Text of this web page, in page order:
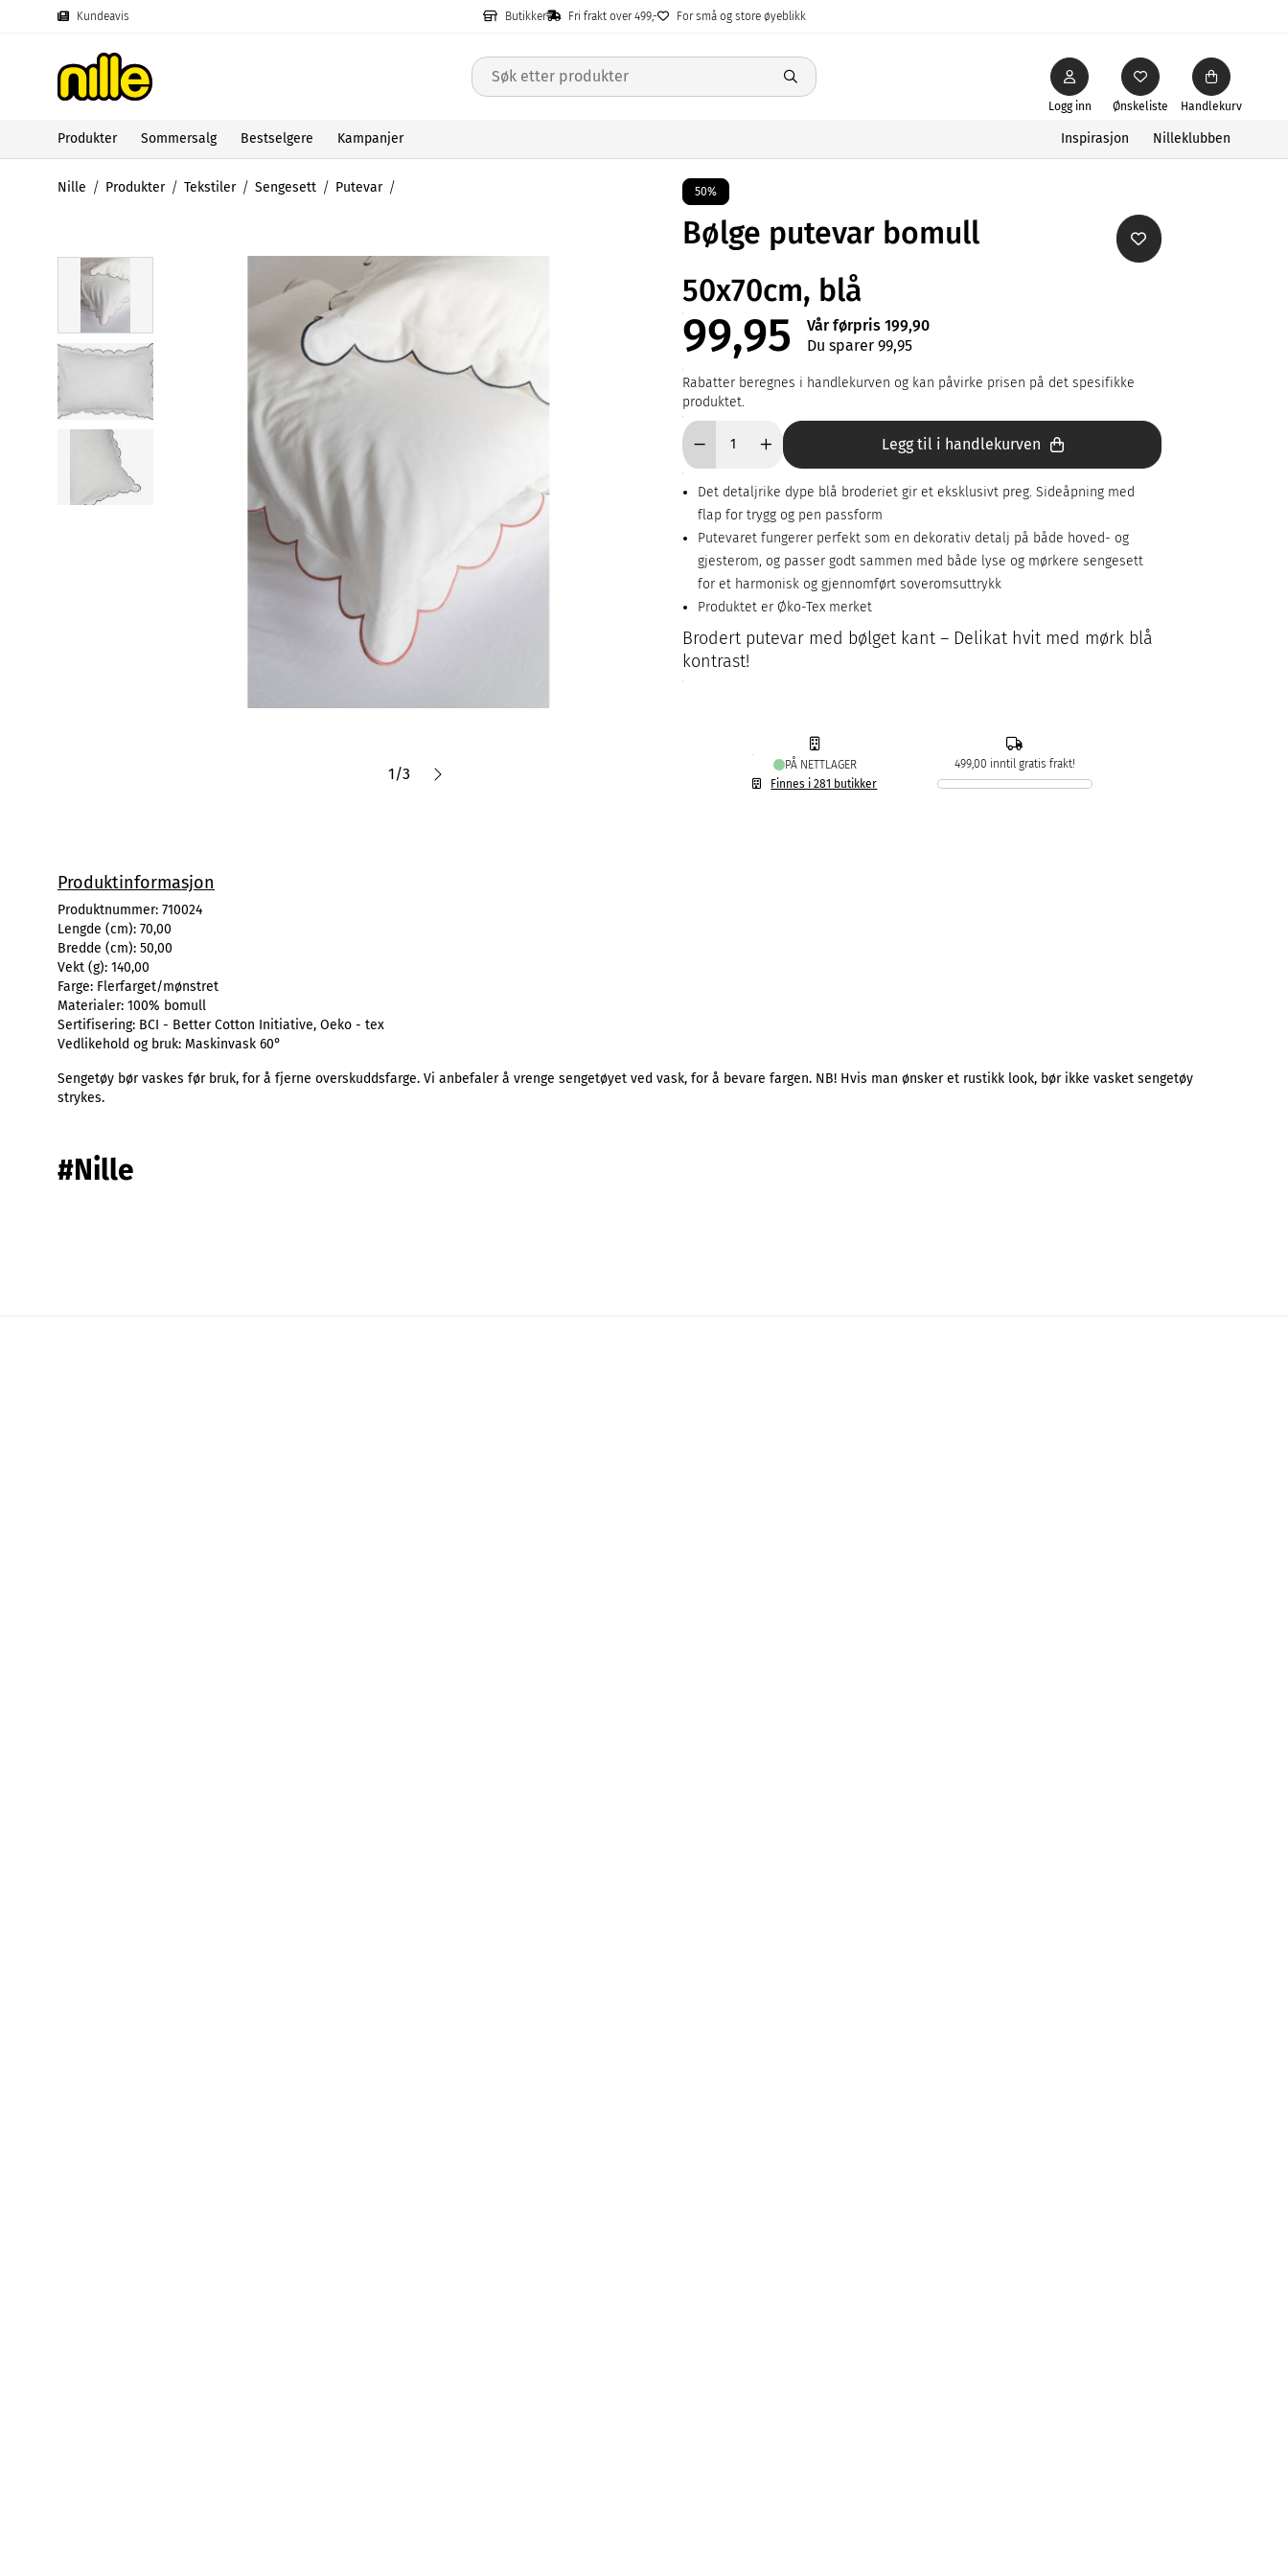
Kundeavis Butikker Fri frakt over 499,- For små og store øyeblikk
Ønskeliste
Logg inn Handlekurv
Produkter Sommersalg Bestselgere Kampanjer Inspirasjon Nilleklubben
Nille Produkter Tekstiler Sengesett Putevar
1/3
50%
Bølge putevar bomull
50x70cm, blå
99,95
Vår førpris 199,90
Du sparer 99,95
Rabatter beregnes i handlekurven og kan påvirke prisen på det spesifikke
produktet.
Legg til i handlekurven
Det detaljrike dype blå broderiet gir et eksklusivt preg. Sideåpning med
flap for trygg og pen passform
Putevaret fungerer perfekt som en dekorativ detalj på både hoved- og
gjesterom, og passer godt sammen med både lyse og mørkere sengesett
for et harmonisk og gjennomført soveromsuttrykk
Produktet er Øko-Tex merket
Brodert putevar med bølget kant – Delikat hvit med mørk blå
kontrast!
PÅ NETTLAGER
Finnes i 281 butikker
499,00 inntil gratis frakt!
Produktinformasjon
Produktnummer: 710024
Lengde (cm): 70,00
Bredde (cm): 50,00
Vekt (g): 140,00
Farge: Flerfarget/mønstret
Materialer: 100% bomull
Sertifisering: BCI - Better Cotton Initiative, Oeko - tex
Vedlikehold og bruk: Maskinvask 60°
Sengetøy bør vaskes før bruk, for å fjerne overskuddsfarge. Vi anbefaler å vrenge sengetøyet ved vask, for å bevare fargen. NB! Hvis man ønsker et rustikk look, bør ikke vasket sengetøy
strykes.
#Nille